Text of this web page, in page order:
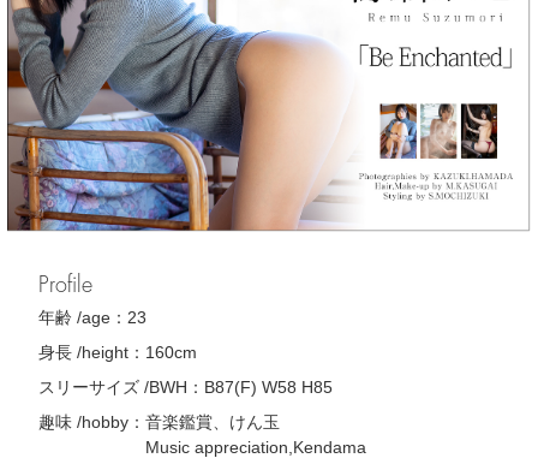
Profile
年齢 /age： 23
身長 /height： 160cm
スリーサイズ /BWH： B87(F) W58 H85
趣味 /hobby： 音楽鑑賞、けん玉
Music appreciation,Kendama